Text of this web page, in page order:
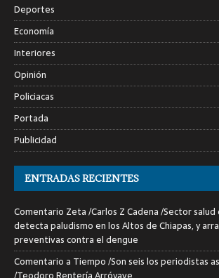
Deportes
Economía
Interiores
Opinión
Policiacas
Portada
Publicidad
ENTRADAS RECIENTES
Comentario Zeta /Carlos Z Cadena /Sector salud
detecta paludismo en los Altos de Chiapas, y
preventivas contra el dengue
Comentario a Tiempo /Son seis los periodistas